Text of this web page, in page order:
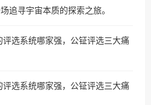
追寻宇宙本质的探索之旅。
选系统哪家强，公钲评选三大痛
选系统哪家强，公钲评选三大痛